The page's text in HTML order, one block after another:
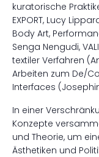
kuratorische
EXPORT, Lucy
Body Art,
Senga Nengudi,
textiler Verfahren
Arbeiten zum De/
Interfaces
In einer
Konzepte
und Theorie, um
Ästhetiken und